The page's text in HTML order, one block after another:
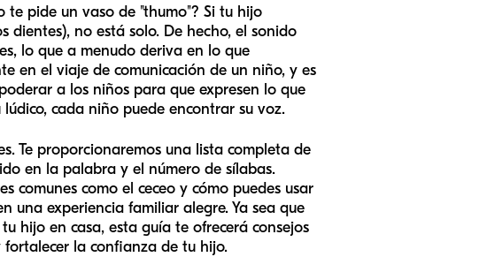
pide un vaso de "thumo"? Si tu hijo
dientes), no está solo. De hecho, el sonido
lo que a menudo deriva en lo que
en el viaje de comunicación de un niño, y es
a los niños para que expresen lo que
cada niño puede encontrar su voz.
Te proporcionaremos una lista completa de
en la palabra y el número de sílabas.
comunes como el ceceo y cómo puedes usar
una experiencia familiar alegre. Ya sea que
hijo en casa, esta guía te ofrecerá consejos
la confianza de tu hijo.